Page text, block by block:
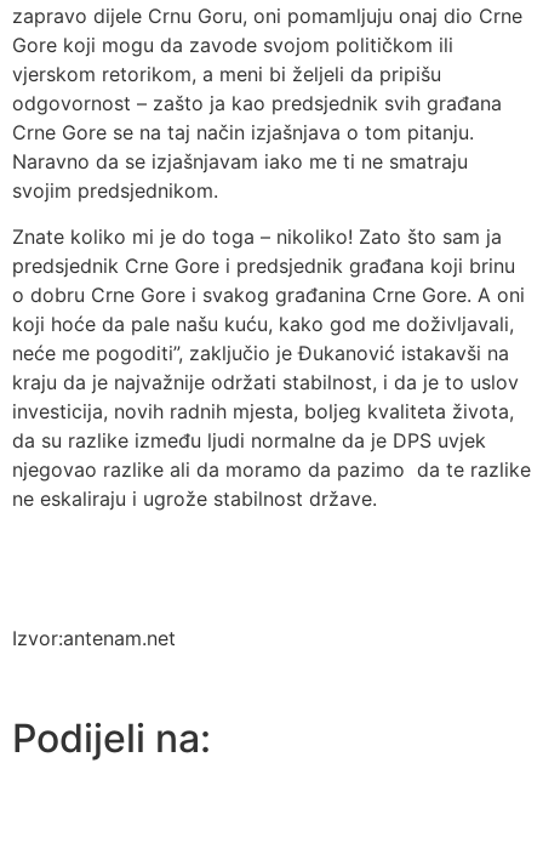
zapravo dijele Crnu Goru, oni pomamljuju onaj dio Crne
Gore koji mogu da zavode svojom političkom ili
vjerskom retorikom, a meni bi željeli da pripišu
odgovornost – zašto ja kao predsjednik svih građana
Crne Gore se na taj način izjašnjava o tom pitanju.
Naravno da se izjašnjavam iako me ti ne smatraju
svojim predsjednikom.
Znate koliko mi je do toga – nikoliko! Zato što sam ja
predsjednik Crne Gore i predsjednik građana koji brinu
o dobru Crne Gore i svakog građanina Crne Gore. A oni
koji hoće da pale našu kuću, kako god me doživljavali,
neće me pogoditi”, zaključio je Đukanović istakavši na
kraju da je najvažnije održati stabilnost, i da je to uslov
investicija, novih radnih mjesta, boljeg kvaliteta života,
da su razlike između ljudi normalne da je DPS uvjek
njegovao razlike ali da moramo da pazimo da te razlike
ne eskaliraju i ugrože stabilnost države.
Izvor:antenam.net
Podijeli na: